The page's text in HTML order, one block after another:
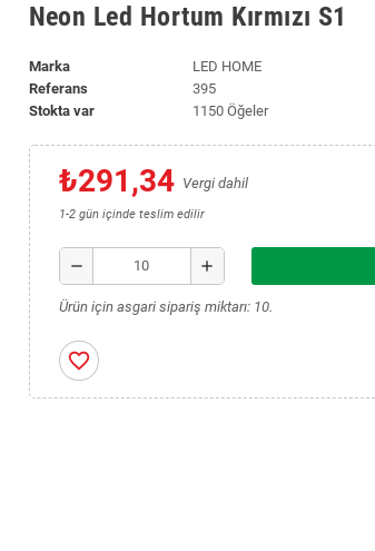
Neon Led Hortum Kırmızı S1
Marka
LED HOME
Referans
395
Stokta var
1150 Öğeler
₺291,34 Vergi dahil
1-2 gün içinde teslim edilir
remove add
Ürün için asgari sipariş miktarı: 10.
favorite_border